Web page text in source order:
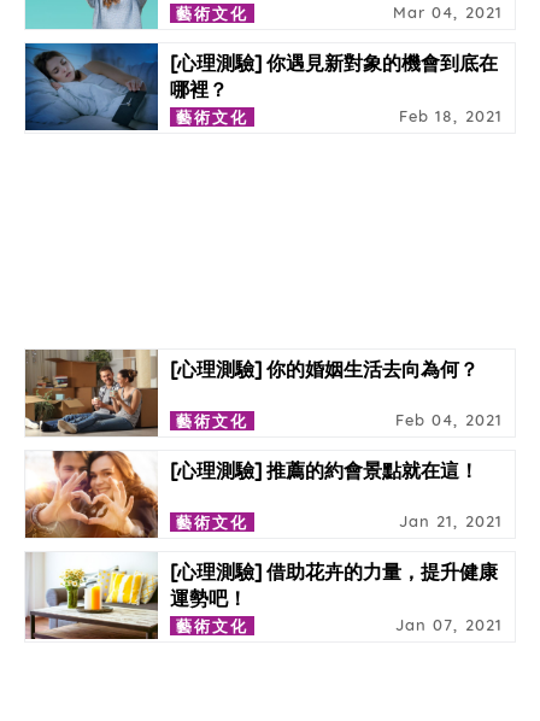
藝術文化 Mar 04, 2021
[心理測驗] 你遇見新對象的機會到底在
哪裡？
藝術文化 Feb 18, 2021
[心理測驗] 你的婚姻生活去向為何？
藝術文化 Feb 04, 2021
[心理測驗] 推薦的約會景點就在這！
藝術文化 Jan 21, 2021
[心理測驗] 借助花卉的力量，提升健康
運勢吧！
藝術文化 Jan 07, 2021